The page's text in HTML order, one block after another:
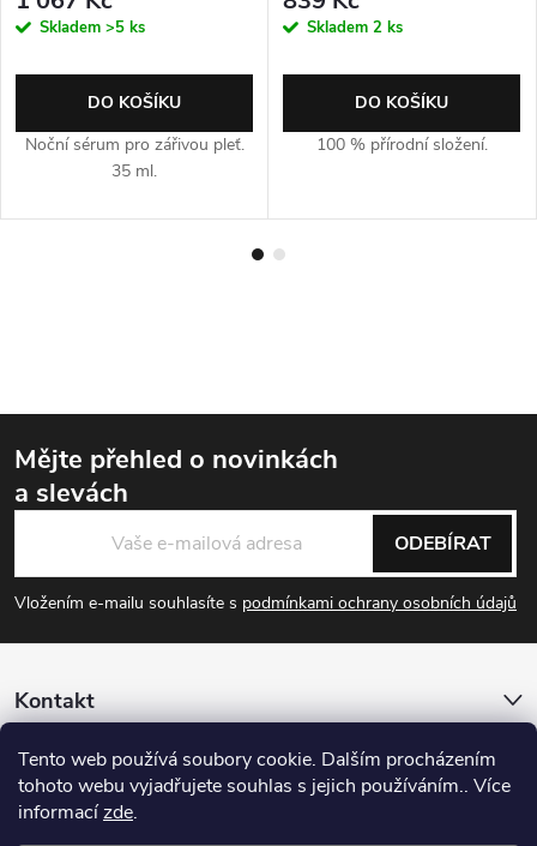
Tento web používá soubory cookie. Dalším procházením
tohoto webu vyjadřujete souhlas s jejich používáním.. Více
informacízde.
Skladem >5 ks
DO KOŠÍKU
Noční sérum pro zářivou pleť.
35 ml.
Skladem 2 ks
DO KOŠÍKU
100 % přírodní složení.
Zápatí
Mějte přehled o novinkách
a slevách
Vložením e-mailu souhlasíte s podmínkami ochrany osobních údajů
ODEBÍRAT
Kontakt
Informace pro vás